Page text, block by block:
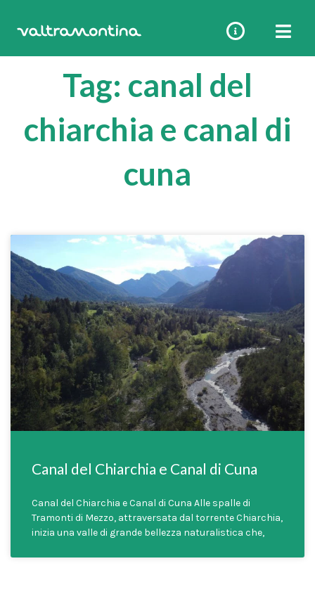
Tag: canal del
chiarchia e canal di
cuna
Canal del Chiarchia e Canal di Cuna
Canal del Chiarchia e Canal di Cuna Alle spalle di
Tramonti di Mezzo, attraversata dal torrente Chiarchia,
inizia una valle di grande bellezza naturalistica che,